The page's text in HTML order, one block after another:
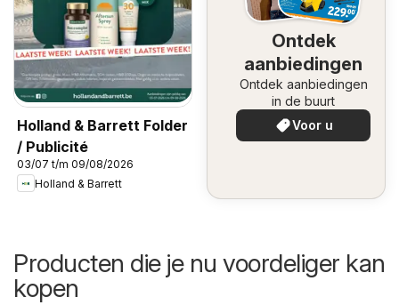
Holland & Barrett Folder
/ Publicité
03/07 t/m 09/08/2026
Holland & Barrett
Ontdek
aanbiedingen
Ontdek aanbiedingen
in de buurt
Voor u
Producten die je nu voordeliger kan
kopen